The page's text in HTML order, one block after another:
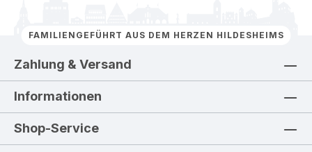
FAMILIENGEFÜHRT AUS DEM HERZEN HILDESHEIMS
Zahlung & Versand
Informationen
Shop-Service